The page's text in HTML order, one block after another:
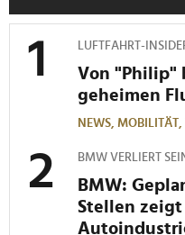
LUFTFAHRT-
Von "Philip"
geheimen
NEWS, MOBILITÄT,
BMW VERLIERT
BMW:
Stellen